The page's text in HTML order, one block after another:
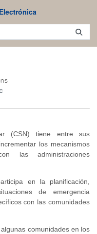
(CSN) tiene entre sus
los mecanismos
las administraciones
en la planificación,
de emergencia
con las comunidades
comunidades en los